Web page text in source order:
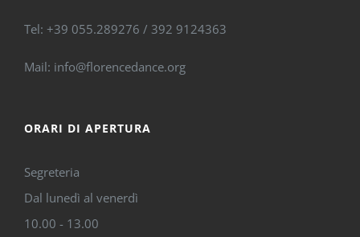
Tel: +39 055.289276 / 392 9124363
Mail: info@florencedance.org
ORARI DI APERTURA
Segreteria
Dal lunedì al venerdì
10.00 - 13.00